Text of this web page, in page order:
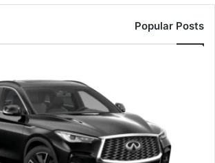
Popular Posts